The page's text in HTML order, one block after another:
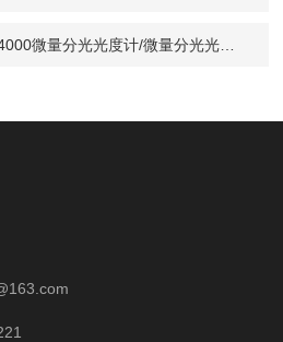
计/微量分光光度计价格/北京SMA4000微量分光光度计办事处